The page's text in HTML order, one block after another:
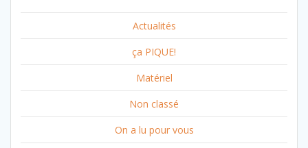
Actualités
ça PIQUE!
Matériel
Non classé
On a lu pour vous